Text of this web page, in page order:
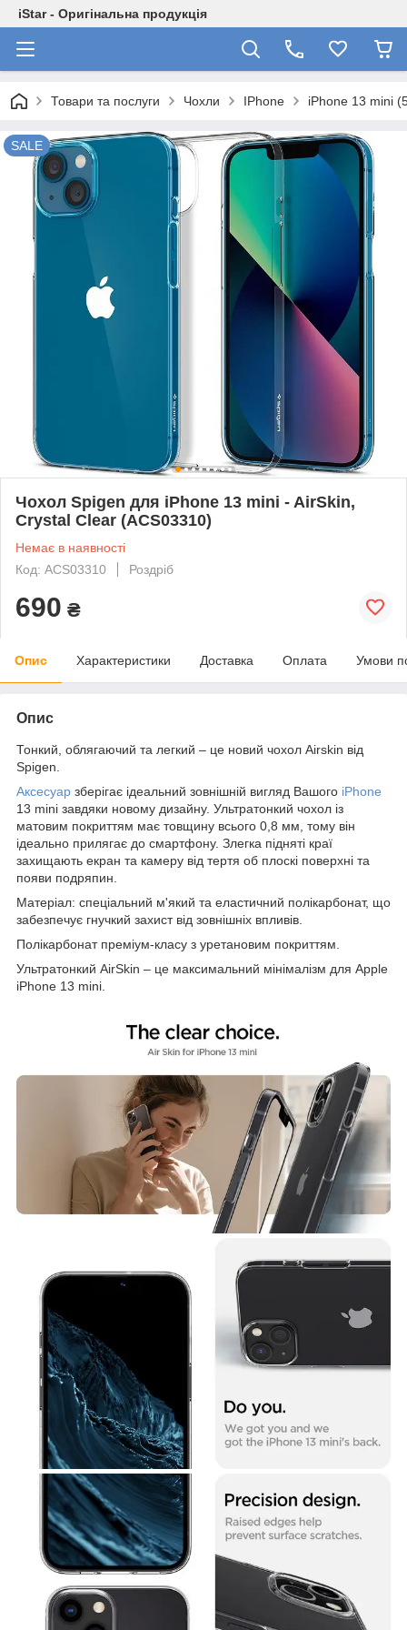
iStar - Оригінальна продукція
Товари та послуги Чохли IPhone iPhone 13 mini
SALE
Чохол Spigen для iPhone 13 mini - AirSkin,
Crystal Clear (ACS03310)
Немає в наявності
Код: ACS03310
Роздріб
690 ₴
Опис Характеристики Доставка Оплата Умови
Опис
Тонкий, облягаючий та легкий – це новий чохол Airskin від
Spigen.
Аксесуар зберігає ідеальний зовнішній вигляд Вашого iPhone
13 mini завдяки новому дизайну. Ультратонкий чохол із
матовим покриттям має товщину всього 0,8 мм, тому він
ідеально прилягає до смартфону. Злегка підняті краї
захищають екран та камеру від тертя об плоскі поверхні та
появи подряпин.
Матеріал: спеціальний м'який та еластичний полікарбонат, що
забезпечує гнучкий захист від зовнішніх впливів.
Полікарбонат преміум-класу з уретановим покриттям.
Ультратонкий AirSkin – це максимальний мінімалізм для Apple
iPhone 13 mini.